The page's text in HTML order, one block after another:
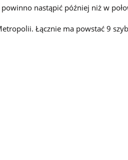
nastąpić później niż w
Łącznie ma powstać 9